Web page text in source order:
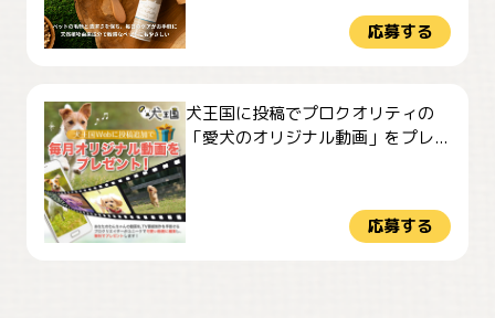
応募する
犬王国に投稿でプロクオリティの
「愛犬のオリジナル動画」をプレ...
応募する